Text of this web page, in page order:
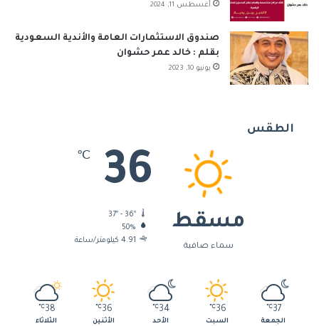
أغسطس 11, 2024
صندوق الاستثمارات العامة والأندية السعودية
بقلم : خالد عمر حشوان
يونيو 10, 2023
الطقس
مسقط
سماء صافية
36
℃
37º - 36º
50%
4.91 كيلومتر/ساعة
37
℃
الجمعة
36
℃
السبت
34
℃
الأحد
36
℃
الأثنين
38
℃
الثلاثاء